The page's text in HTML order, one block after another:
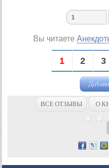
Вы читаете
1 2 3
ВСЕ ОТЗЫВЫ О